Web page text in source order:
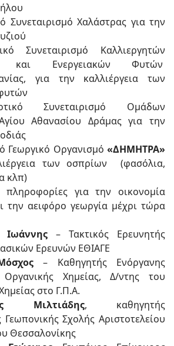
Συνεταιρισμό Χαλάστρας για την
Συνεταιρισμό Καλλιεργητών
και Ενεργειακών Φυτών
για την καλλιέργεια των
Συνεταιρισμό Ομάδων
Αθανασίου Δράμας για την
Γεωργικό Οργανισμό «ΔΗΜΗΤΡΑ»
των οσπρίων (φασόλια,
κλπ)
πληροφορίες για την οικονομία
την αειφόρο γεωργία μέχρι τώρα
– Τακτικός Ερευνητής
Ερευνών ΕΘΙΑΓΕ
– Καθηγητής Ενόργανης
Χημείας, Δ/ντης του
στο Γ.Π.Α.
Μιλτιάδης, καθηγητής
Γεωπονικής Σχολής Αριστοτελείου
Θεσσαλονίκης